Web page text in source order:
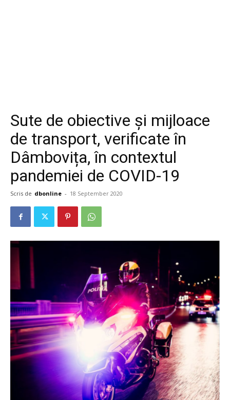
Sute de obiective și mijloace
de transport, verificate în
Dâmbovița, în contextul
pandemiei de COVID-19
Scris de dbonline - 18 September 2020